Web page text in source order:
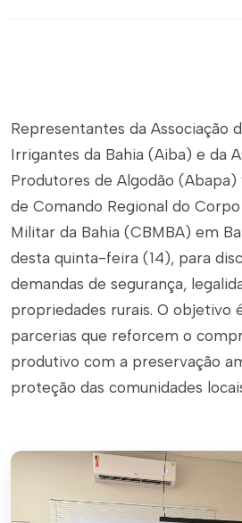
Representantes da Associação
Irrigantes da Bahia (Aiba) e da
Produtores de Algodão (Abapa)
de Comando Regional do
Militar da Bahia (CBMBA) em
desta quinta-feira (14), para
demandas de segurança,
propriedades rurais. O objetivo
parcerias que reforcem o
produtivo com a preservação
proteção das comunidades